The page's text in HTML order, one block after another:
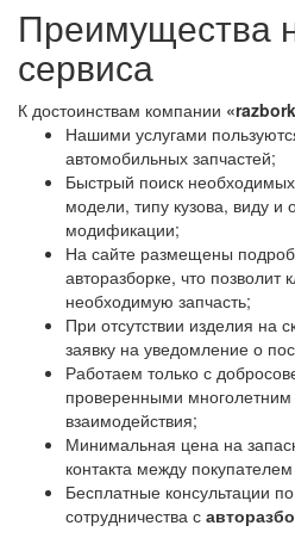
Преимущества
сервиса
К достоинствам компании
Нашими услугами
автомобильных запчастей;
Быстрый поиск
модели, типу кузова, виду и
модификации;
На сайте размещены
авторазборке, что позволит
необходимую запчасть;
При отсутствии изделия на
заявку на уведомление о
Работаем только с
проверенными многолетним
взаимодействия;
Минимальная цена на
контакта между
Бесплатные консультации
сотрудничества с